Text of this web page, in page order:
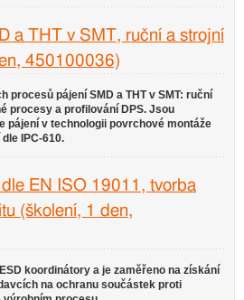
a THT v SMT, ruční a strojní
450100036)
procesů pájení SMD a THT v SMT: ruční
procesy a profilování DPS. Jsou
pájení v technologii povrchové montáže
IPC-610.
dle EN ISO 19011, tvorba
(školení, 1 den,
koordinátory a je zaměřeno na získání
na ochranu součástek proti